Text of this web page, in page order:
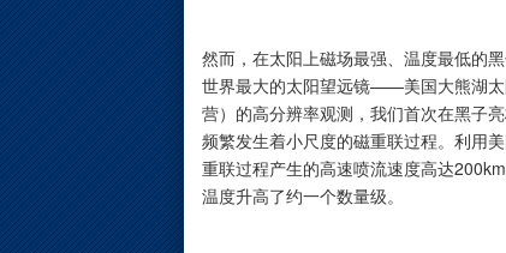
然而，在太阳上磁场最强、温度最低的
世界最大的太阳望远镜——美国大熊湖
营）的高分辨率观测，我们首次在黑子
频繁发生着小尺度的磁重联过程。利用
重联过程产生的高速喷流速度高达
温度升高了约一个数量级。